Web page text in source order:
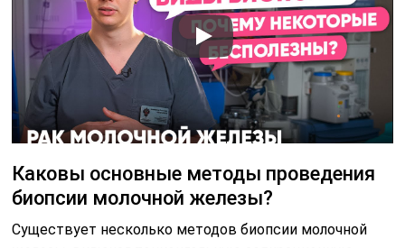
Каковы основные методы проведения
биопсии молочной железы?
Существует несколько методов биопсии молочной